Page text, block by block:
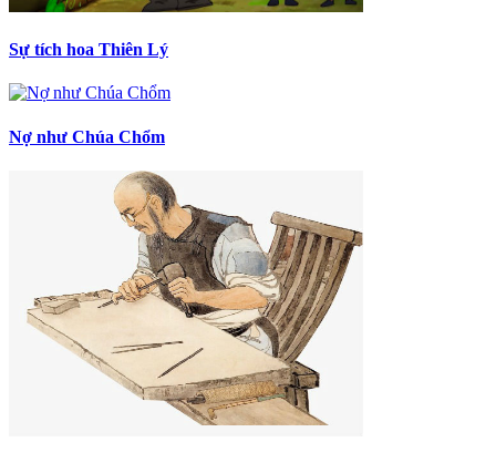
Sự tích hoa Thiên Lý
Nợ như Chúa Chổm